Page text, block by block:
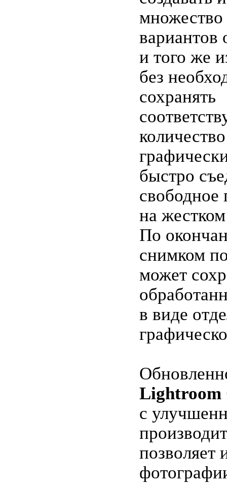
вариантов
и того же
без
сохранять
быстро
свободное
на
По
снимком
может
в виде
Lightroom
с
позволяет